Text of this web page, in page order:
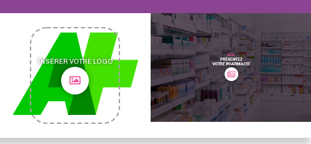
INSÉRER VOTRE LOGO